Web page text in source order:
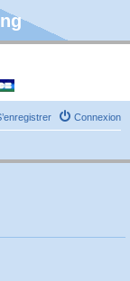
Connexion